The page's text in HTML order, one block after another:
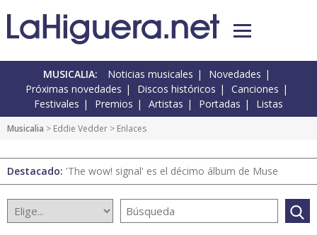
MUSICALIA: Noticias musicales
Novedades
Próximas novedades
Discos históricos
Canciones
Festivales
Premios Artistas Portadas Listas
Musicalia > Eddie Vedder > Enlaces
Destacado: 'The wow! signal' es el décimo álbum de Muse